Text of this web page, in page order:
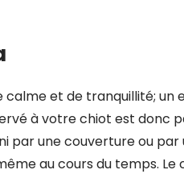
calme et de tranquillité;
à votre chiot est donc
une couverture ou par
au cours du temps. Le